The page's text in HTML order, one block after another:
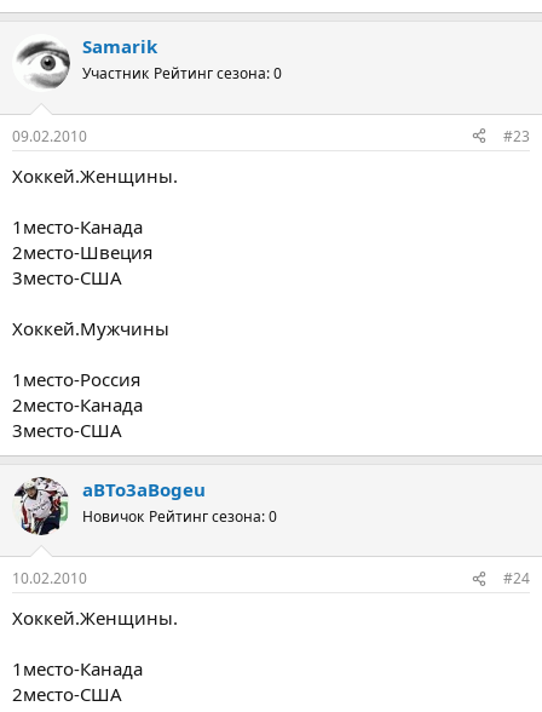
Samarik
Участник Рейтинг сезона: 0
09.02.2010 #23
Хоккей.Женщины.
1место-Канада
2место-Швеция
3место-США
Хоккей.Мужчины
1место-Россия
2место-Канада
3место-США
aBTo3aBogeu
Новичок Рейтинг сезона: 0
10.02.2010 #24
Хоккей.Женщины.
1место-Канада
2место-США